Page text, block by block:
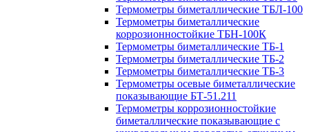
Термометры биметаллические ТБЛ-100
Термометры биметаллические
коррозионностойкие ТБН-100К
Термометры биметаллические ТБ-1
Термометры биметаллические ТБ-2
Термометры биметаллические ТБ-3
Термометры осевые биметаллические
показывающие БТ-51.211
Термометры коррозионностойкие
биметаллические показывающие с